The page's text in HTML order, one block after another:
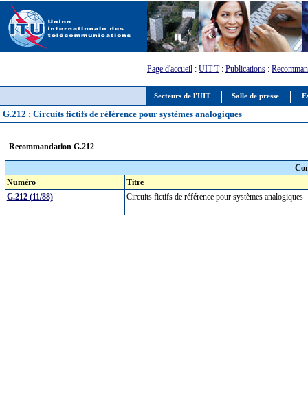
Secteurs de l'UIT Salle de presse
Page d'accueil : UIT-T: Publications :
G.212 : Circuits fictifs de référence pour systèmes analogiques
Recommandation G.212
Numéro
Titre
G.212 (11/88)
Circuits fictifs de référence pour systèmes analogiques